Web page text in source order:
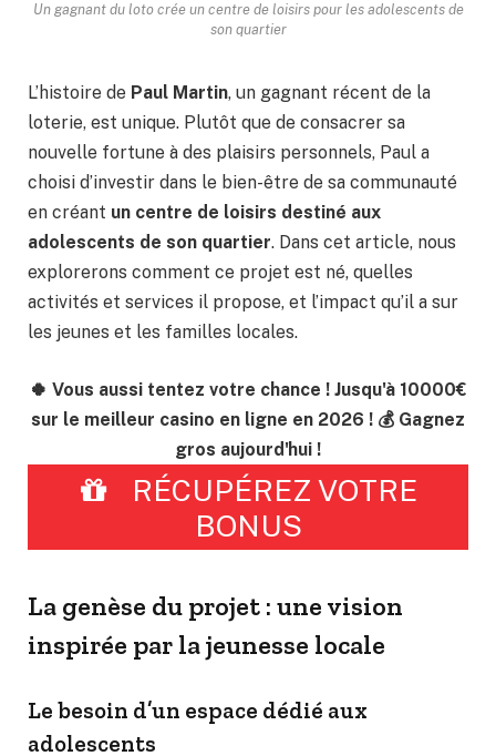
Un gagnant du loto crée un centre de loisirs pour les adolescents de
son quartier
L’histoire de Paul Martin, un gagnant récent de la
loterie, est unique. Plutôt que de consacrer sa
nouvelle fortune à des plaisirs personnels, Paul a
choisi d’investir dans le bien-être de sa communauté
en créant un centre de loisirs destiné aux
adolescents de son quartier. Dans cet article, nous
explorerons comment ce projet est né, quelles
activités et services il propose, et l’impact qu’il a sur
les jeunes et les familles locales.
🍀 Vous aussi tentez votre chance ! Jusqu'à 10000€
sur le meilleur casino en ligne en 2026 ! 💰 Gagnez
gros aujourd'hui !
RÉCUPÉREZ VOTRE
BONUS
La genèse du projet : une vision
inspirée par la jeunesse locale
Le besoin d’un espace dédié aux
adolescents